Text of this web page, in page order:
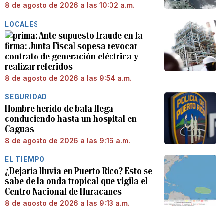
8 de agosto de 2026 a las 10:02 a.m.
LOCALES
Ante supuesto fraude en la
firma: Junta Fiscal sopesa revocar
contrato de generación eléctrica y
realizar referidos
8 de agosto de 2026 a las 9:54 a.m.
SEGURIDAD
Hombre herido de bala llega
conduciendo hasta un hospital en
Caguas
8 de agosto de 2026 a las 9:16 a.m.
EL TIEMPO
¿Dejaría lluvia en Puerto Rico? Esto se
sabe de la onda tropical que vigila el
Centro Nacional de Huracanes
8 de agosto de 2026 a las 9:13 a.m.